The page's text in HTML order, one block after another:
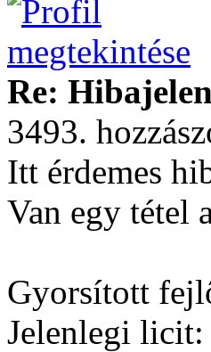
Re:
3493.
Itt érdemes
Van egy tétel
Gyorsított
Jelenlegi licit: